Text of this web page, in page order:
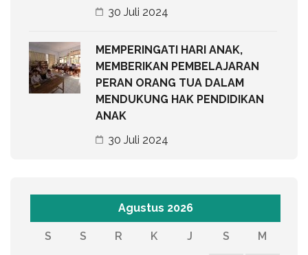
30 Juli 2024
MEMPERINGATI HARI ANAK,
MEMBERIKAN PEMBELAJARAN
PERAN ORANG TUA DALAM
MENDUKUNG HAK PENDIDIKAN
ANAK
30 Juli 2024
Agustus 2026
S S R K J S M